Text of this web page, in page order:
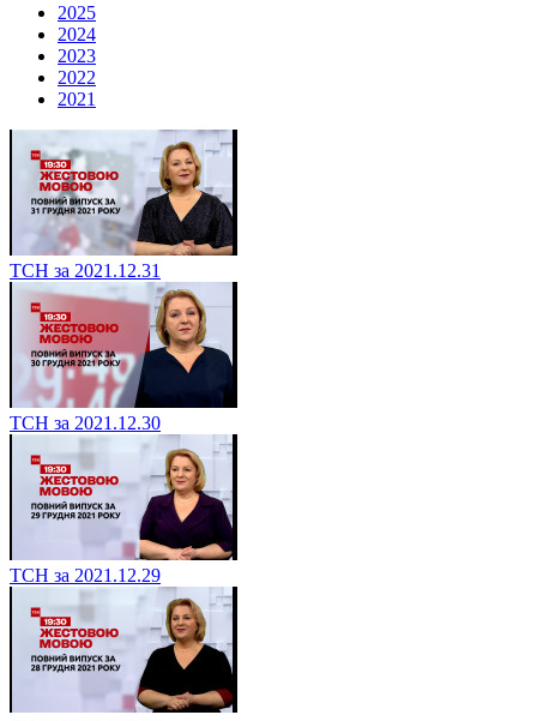
2025
2024
2023
2022
2021
ТСН за 2021.12.31
ТСН за 2021.12.30
ТСН за 2021.12.29